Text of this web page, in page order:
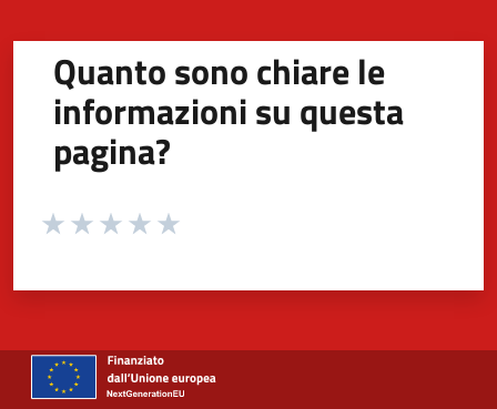
Quanto sono chiare le
informazioni su questa
pagina?
Valuta da 1 a 5 stelle la pagina